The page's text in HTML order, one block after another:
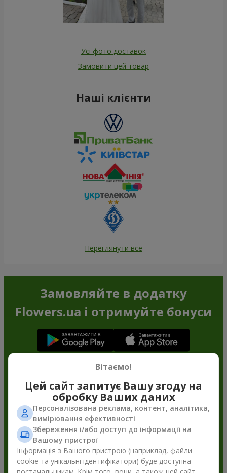
Усі фото доставок
Замовити цей товар
Наші клієнти
Переглянути все
Замовляйте в додатку
Flowers.ua і отримуйте бонуси
Вітаємо!
Цей сайт запитує Вашу згоду на
обробку Ваших даних
Персоналізована реклама, контент, аналітика,
вимірювання ефективності
Збереження і/або доступ до інформації на
Вашому пристрої
Інформація з Вашого пристрою (наприклад, файли
cookie та унікальні ідентифікатори) буде доступна